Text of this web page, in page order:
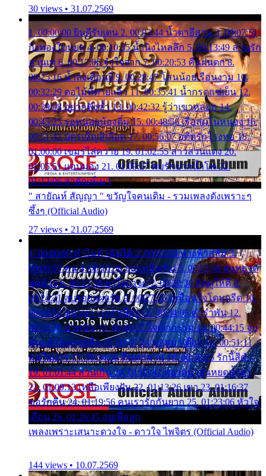
30 views • 31.07.2569
1. 00:00:00 ยินดีรับเดน 2. 00:03:44 น้ำตาอีสาน 3. 00:07:51
กิ่งทองใบหยก 4. 00:10:35 น้ำนิ่งไหลลึก 5. 00:13:49 ลานรัก
ลานเท 6. 00:17:06 จำใจจาก 7. 00:20:53 คืนฝนตก 8.
00:25:16 น้ำลงเดือนยี่ 9. 00:28:47 โสนน้อยเรือนงาม 10.
00:32:29 ตอไม้ที่ตายแล้ว 11. 00:35:41 น้ำกรดแช่เย็น 12.
00:39:08 อยากฟังซ้ำ 13. 00:42:32 รู้ว่าเขาหลอก 14.
00:45:25 รอหน่อยน้องติ๋ม 15. 00:48:56 เรือล่มในหนอง 16.
00:51:43 บัตรเชิญสีเลือด 17. 00:56:07 อดีตรักโรงทอ 18.
01:00:00 เขมรไล่ควาย 19. 01:02:55 สาวสวนแตง 20.
01:05:51 แอบมอง 21. 01:09:27 พบรักปากน้ำโพ 22.
01:13:06 สายัณห์เมา
" สายัณห์ สัญญา " ขวัญใจคนเดิม - รวมเพลงดังเพราะๆ
ซึ้งๆ (Official Audio)
27 views • 21.07.2569
1. 00:00:00 ทำไมทำฉันได้ 2. 00:03:20 นางฟ้าสลัม 3.
00:06:50 คน 4. 00:10:36 บุญเหลือเกิน 5. 00:13:58 ฝนหยาด
สุดท้าย 6. 00:17:30 ยาใจยาจก 7. 00:20:30 คิดดูให้ดี 8.
00:24:21 ลบรอยแผลรัก 9. 00:27:35 เหมือนใจโดนกรีด 10.
00:30:54 ขบวนการเปาเปียว 11. 00:34:05 คำรำพัน 12.
00:37:20 ปาหนัน 13. 00:40:37 ใจเจ้ากรรม 14. 00:44:15 จูบ
ฉันแล้วจงตายเสีย 15. 00:47:24 ขอสูมาเต๊อะ 16. 00:51:11
คนใจมาร 17. 00:54:50 คืนทรมาน 18. 00:58:25 รักนี้สีดำ
19. 01:01:44 ส่วนเกิน 20. 01:05:42 หยาดน้ำฝนหยดน้ำตา
21. 01:09:13 เหลือเพียงฝัน 22. 01:13:26 เขา 23. 01:16:37
ขอรักคืน 24. 01:19:56 คนเรารักกันยาก 25. 01:23:06 หัวใจ
เถื่อน 26. 01:26:45 อยู่เพื่อลูก
เพลงเพราะเสนาะดวงใจ - ดาวใจ ไพจิตร (Official Audio)
144 views • 10.07.2569